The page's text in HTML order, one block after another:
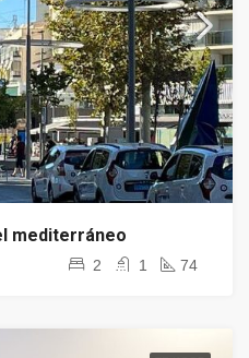
mediterráneo
2 1 74